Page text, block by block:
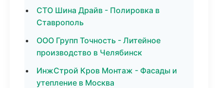
СТО Шина Драйв - Полировка в
Ставрополь
ООО Групп Точность - Литейное
производство в Челябинск
ИнжСтрой Кров Монтаж - Фасады и
утепление в Москва